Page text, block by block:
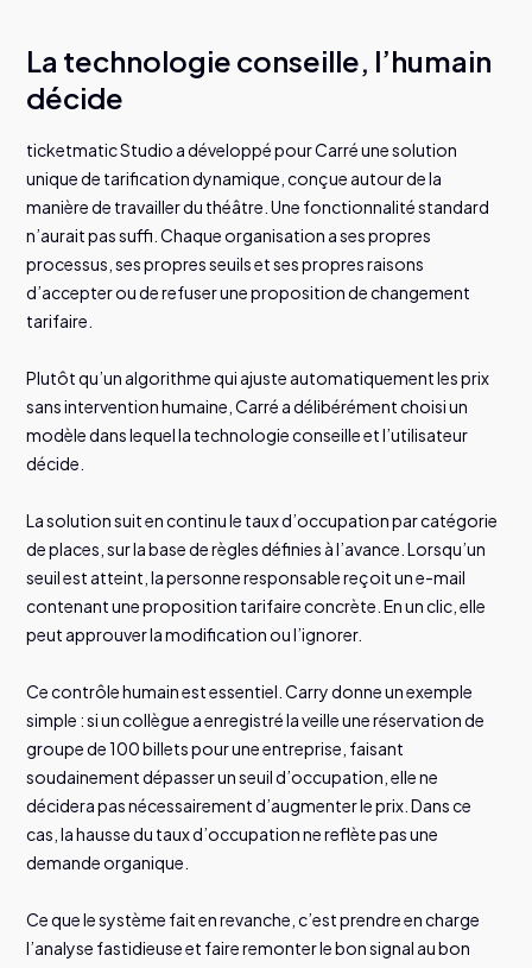
La technologie conseille, l’humain
décide
ticketmatic Studio a développé pour Carré une solution
unique de tarification dynamique, conçue autour de la
manière de travailler du théâtre. Une fonctionnalité standard
n’aurait pas suffi. Chaque organisation a ses propres
processus, ses propres seuils et ses propres raisons
d’accepter ou de refuser une proposition de changement
tarifaire.
Plutôt qu’un algorithme qui ajuste automatiquement les prix
sans intervention humaine, Carré a délibérément choisi un
modèle dans lequel la technologie conseille et l’utilisateur
décide.
La solution suit en continu le taux d’occupation par catégorie
de places, sur la base de règles définies à l’avance. Lorsqu’un
seuil est atteint, la personne responsable reçoit un e-mail
contenant une proposition tarifaire concrète. En un clic, elle
peut approuver la modification ou l’ignorer.
Ce contrôle humain est essentiel. Carry donne un exemple
simple : si un collègue a enregistré la veille une réservation de
groupe de 100 billets pour une entreprise, faisant
soudainement dépasser un seuil d’occupation, elle ne
décidera pas nécessairement d’augmenter le prix. Dans ce
cas, la hausse du taux d’occupation ne reflète pas une
demande organique.
Ce que le système fait en revanche, c’est prendre en charge
l’analyse fastidieuse et faire remonter le bon signal au bon